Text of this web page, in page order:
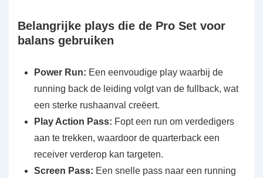
Belangrijke plays die de Pro Set voor
balans gebruiken
Power Run: Een eenvoudige play waarbij de
running back de leiding volgt van de fullback, wat
een sterke rushaanval creëert.
Play Action Pass: Fopt een run om verdedigers
aan te trekken, waardoor de quarterback een
receiver verderop kan targeten.
Screen Pass: Een snelle pass naar een running